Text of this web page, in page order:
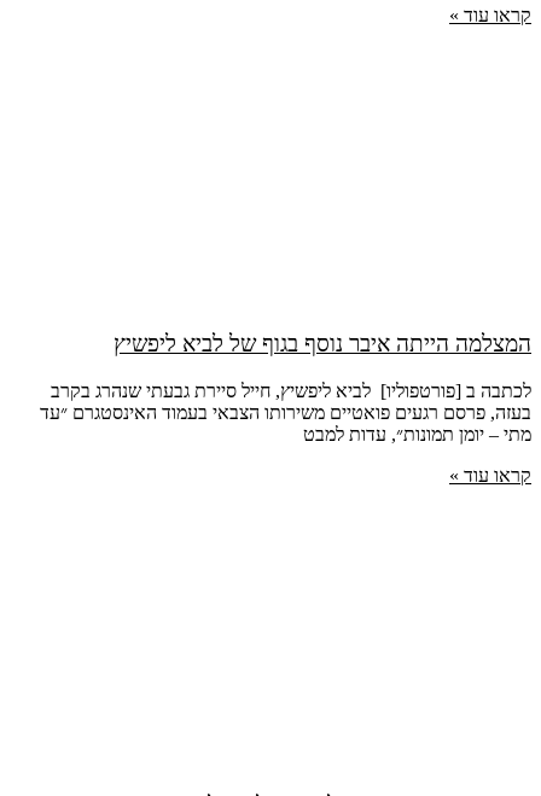
קראו עוד »
המצלמה הייתה איבר נוסף בגוף של לביא ליפשיץ
לכתבה ב [פורטפוליו] לביא ליפשיץ, חייל סיירת גבעתי שנהרג בקרב
בעזה, פרסם רגעים פואטיים משירותו הצבאי בעמוד האינסטגרם ״עד
מתי – יומן תמונות״, עדות למבט
קראו עוד »